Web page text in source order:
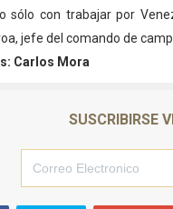
yoga reúne a diversos
impulsa el
espacios
sólo con trabajar por
jefe del comando de
Carlos Mora
SUSCRIBIRSE